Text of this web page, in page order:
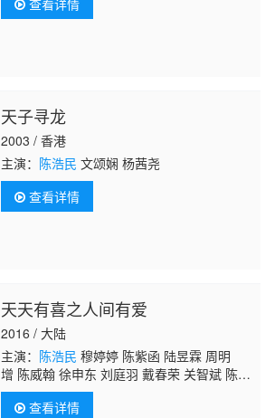
查看详情
天子寻龙
2003 / 香港
主演： 陈浩民 文颂娴 杨茜尧
查看详情
天天有喜之人间有爱
2016 / 大陆
主演： 陈浩民 穆婷婷 陈紫函 陆昱霖 周明
增 陈威翰 徐申东 刘庭羽 戴春荣 关智斌 陈秀
丽 钱璇 刘娜萍 林子聪
查看详情